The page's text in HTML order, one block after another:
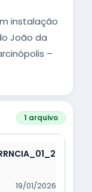
instalação
João da
–
1 arquivo
19/01/2026